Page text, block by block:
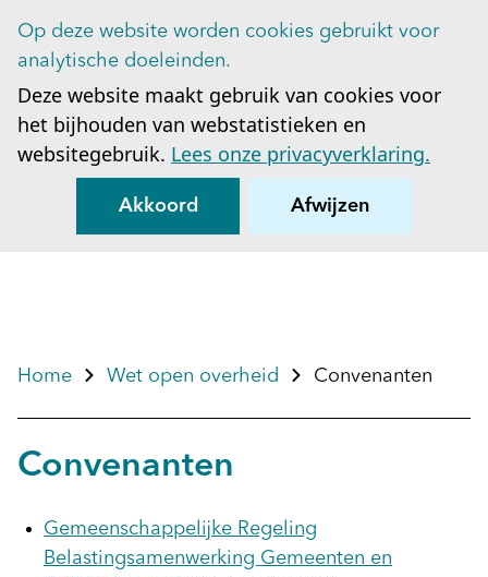
Op deze website worden cookies gebruikt voor
analytische doeleinden.
Deze website maakt gebruik van cookies voor
het bijhouden van webstatistieken en
websitegebruik. Lees onze privacyverklaring.
Akkoord Afwijzen
Home Wet open overheid Convenanten
Convenanten
Gemeenschappelijke Regeling
Belastingsamenwerking Gemeenten en